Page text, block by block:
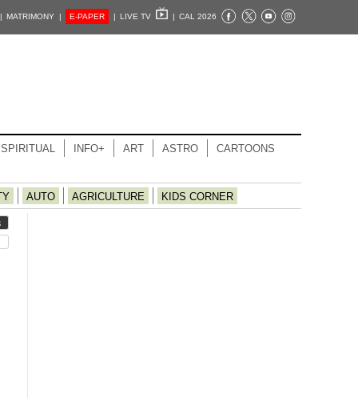
MATRIMONY | E-PAPER | LIVE TV | CAL 2026
SPIRITUAL INFO+ ART ASTRO CARTOONS
AUTO AGRICULTURE KIDS CORNER